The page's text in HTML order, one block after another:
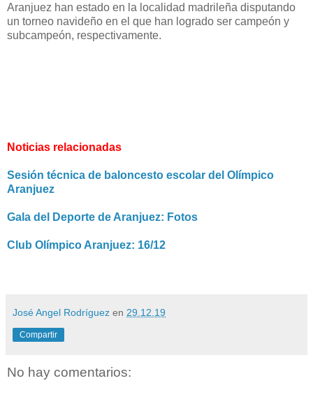
Aranjuez han estado en la localidad madrileña disputando
un torneo navideño en el que han logrado ser campeón y
subcampeón, respectivamente.
Noticias relacionadas
Sesión técnica de baloncesto escolar del Olímpico
Aranjuez
Gala del Deporte de Aranjuez: Fotos
Club Olímpico Aranjuez: 16/12
José Angel Rodríguez en 29.12.19
Compartir
No hay comentarios: